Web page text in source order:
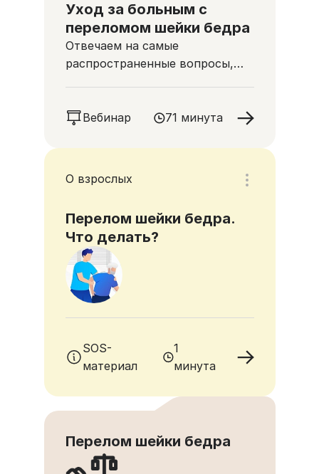
Уход за больным с
переломом шейки бедра
Отвечаем на самые
распространенные вопросы,
Вебинар 71 минута
О взрослых
Перелом шейки бедра.
Что делать?
SOS-
материал
1
минута
Перелом шейки бедра